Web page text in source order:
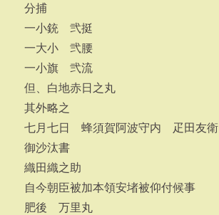
分捕
一小銃 弐挺
一大小 弐腰
一小旗 弐流
但、白地赤日之丸
其外略之
七月七日 蜂須賀阿波守内 疋田友衛
御沙汰書
織田織之助
自今朝臣被加本領安堵被仰付候事
肥後 万里丸